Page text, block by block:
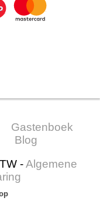
Gastenboek
Blog
-Algemene